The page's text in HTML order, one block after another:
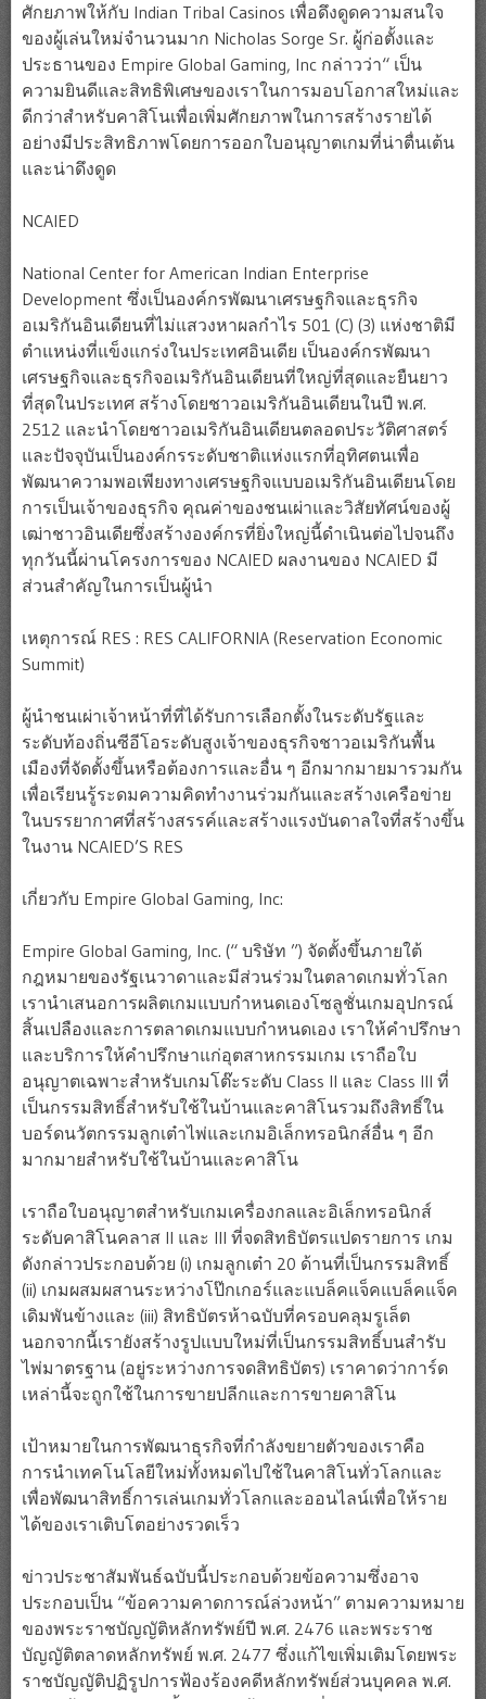
ศักยภาพให้กับ Indian Tribal Casinos เพื่อดึงดูดความสนใจ
ของผู้เล่นใหม่จำนวนมาก Nicholas Sorge Sr. ผู้ก่อตั้งและ
ประธานของ Empire Global Gaming, Inc กล่าวว่า“ เป็น
ความยินดีและสิทธิพิเศษของเราในการมอบโอกาสใหม่และ
ดีกว่าสำหรับคาสิโนเพื่อเพิ่มศักยภาพในการสร้างรายได้
อย่างมีประสิทธิภาพโดยการออกใบอนุญาตเกมที่น่าตื่นเต้น
และน่าดึงดูด
NCAIED
National Center for American Indian Enterprise
Development ซึ่งเป็นองค์กรพัฒนาเศรษฐกิจและธุรกิจ
อเมริกันอินเดียนที่ไม่แสวงหาผลกำไร 501 (C) (3) แห่งชาติมี
ตำแหน่งที่แข็งแกร่งในประเทศอินเดีย เป็นองค์กรพัฒนา
เศรษฐกิจและธุรกิจอเมริกันอินเดียนที่ใหญ่ที่สุดและยืนยาว
ที่สุดในประเทศ สร้างโดยชาวอเมริกันอินเดียนในปี พ.ศ.
2512 และนำโดยชาวอเมริกันอินเดียนตลอดประวัติศาสตร์
และปัจจุบันเป็นองค์กรระดับชาติแห่งแรกที่อุทิศตนเพื่อ
พัฒนาความพอเพียงทางเศรษฐกิจแบบอเมริกันอินเดียนโดย
การเป็นเจ้าของธุรกิจ คุณค่าของชนเผ่าและวิสัยทัศน์ของผู้
เฒ่าชาวอินเดียซึ่งสร้างองค์กรที่ยิ่งใหญ่นี้ดำเนินต่อไปจนถึง
ทุกวันนี้ผ่านโครงการของ NCAIED ผลงานของ NCAIED มี
ส่วนสำคัญในการเป็นผู้นำ
เหตุการณ์ RES : RES CALIFORNIA (Reservation Economic
Summit)
ผู้นำชนเผ่าเจ้าหน้าที่ที่ได้รับการเลือกตั้งในระดับรัฐและ
ระดับท้องถิ่นซีอีโอระดับสูงเจ้าของธุรกิจชาวอเมริกันพื้น
เมืองที่จัดตั้งขึ้นหรือต้องการและอื่น ๆ อีกมากมายมารวมกัน
เพื่อเรียนรู้ระดมความคิดทำงานร่วมกันและสร้างเครือข่าย
ในบรรยากาศที่สร้างสรรค์และสร้างแรงบันดาลใจที่สร้างขึ้น
ในงาน NCAIED’S RES
เกี่ยวกับ Empire Global Gaming, Inc:
Empire Global Gaming, Inc. (“ บริษัท ”) จัดตั้งขึ้นภายใต้
กฎหมายของรัฐเนวาดาและมีส่วนร่วมในตลาดเกมทั่วโลก
เรานำเสนอการผลิตเกมแบบกำหนดเองโซลูชั่นเกมอุปกรณ์
สิ้นเปลืองและการตลาดเกมแบบกำหนดเอง เราให้คำปรึกษา
และบริการให้คำปรึกษาแก่อุตสาหกรรมเกม เราถือใบ
อนุญาตเฉพาะสำหรับเกมโต๊ะระดับ Class II และ Class III ที่
เป็นกรรมสิทธิ์สำหรับใช้ในบ้านและคาสิโนรวมถึงสิทธิ์ใน
บอร์ดนวัตกรรมลูกเต๋าไพ่และเกมอิเล็กทรอนิกส์อื่น ๆ อีก
มากมายสำหรับใช้ในบ้านและคาสิโน
เราถือใบอนุญาตสำหรับเกมเครื่องกลและอิเล็กทรอนิกส์
ระดับคาสิโนคลาส II และ III ที่จดสิทธิบัตรแปดรายการ เกม
ดังกล่าวประกอบด้วย (i) เกมลูกเต๋า 20 ด้านที่เป็นกรรมสิทธิ์
(ii) เกมผสมผสานระหว่างโป๊กเกอร์และแบล็คแจ็คแบล็คแจ็ค
เดิมพันข้างและ (iii) สิทธิบัตรห้าฉบับที่ครอบคลุมรูเล็ต
นอกจากนี้เรายังสร้างรูปแบบใหม่ที่เป็นกรรมสิทธิ์บนสำรับ
ไพ่มาตรฐาน (อยู่ระหว่างการจดสิทธิบัตร) เราคาดว่าการ์ด
เหล่านี้จะถูกใช้ในการขายปลีกและการขายคาสิโน
เป้าหมายในการพัฒนาธุรกิจที่กำลังขยายตัวของเราคือ
การนำเทคโนโลยีใหม่ทั้งหมดไปใช้ในคาสิโนทั่วโลกและ
เพื่อพัฒนาสิทธิ์การเล่นเกมทั่วโลกและออนไลน์เพื่อให้ราย
ได้ของเราเติบโตอย่างรวดเร็ว
ข่าวประชาสัมพันธ์ฉบับนี้ประกอบด้วยข้อความซึ่งอาจ
ประกอบเป็น “ข้อความคาดการณ์ล่วงหน้า” ตามความหมาย
ของพระราชบัญญัติหลักทรัพย์ปี พ.ศ. 2476 และพระราช
บัญญัติตลาดหลักทรัพย์ พ.ศ. 2477 ซึ่งแก้ไขเพิ่มเติมโดยพระ
ราชบัญญัติปฏิรูปการฟ้องร้องคดีหลักทรัพย์ส่วนบุคคล พ.ศ.